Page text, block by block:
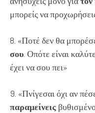
μπορείς να
8. «Ποτέ δεν θα
σου. Οπότε είναι
έχει να σου πει»
9. «Πνίγεσαι όχι αν
παραμείνεις